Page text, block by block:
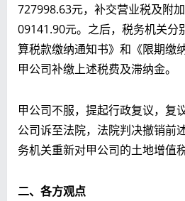
727998.63元，补交营业税及附
09141.90元。之后，税务机关分
算税款缴纳通知书》和《限期缴
甲公司补缴上述税费及滞纳金。
甲公司不服，提起行政复议，复
公司诉至法院，法院判决撤销前
务机关重新对甲公司的土地增值
二、各方观点